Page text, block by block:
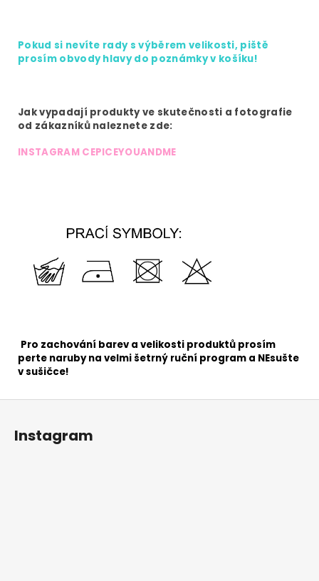
Pokud si nevíte rady s výběrem velikosti, piště
prosím obvody hlavy do poznámky v košíku!
Jak vypadají produkty ve skutečnosti a fotografie
od zákazníků naleznete zde:
INSTAGRAM CEPICEYOUANDME
Pro zachování barev a velikosti produktů prosím
perte naruby na velmi šetrný ruční program a NEsušte
v sušičce!
Instagram